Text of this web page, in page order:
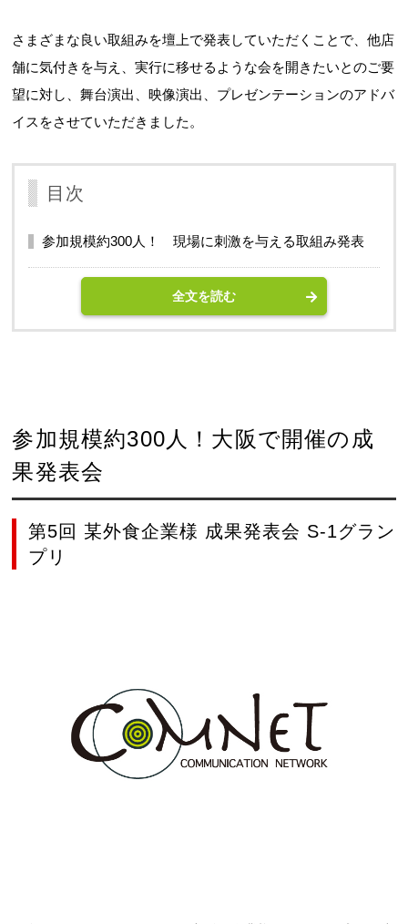
さまざまな良い取組みを壇上で発表していただくことで、他店
舗に気付きを与え、実行に移せるような会を開きたいとのご要
望に対し、舞台演出、映像演出、プレゼンテーションのアドバ
イスをさせていただきました。
目次
参加規模約300人！ 現場に刺激を与える取組み発表
全文を読む
参加規模約300人！大阪で開催の成
果発表会
第5回 某外食企業様 成果発表会 S-1グラン
プリ